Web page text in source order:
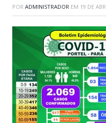
POR ADMINISTRADOR EM 19 DE